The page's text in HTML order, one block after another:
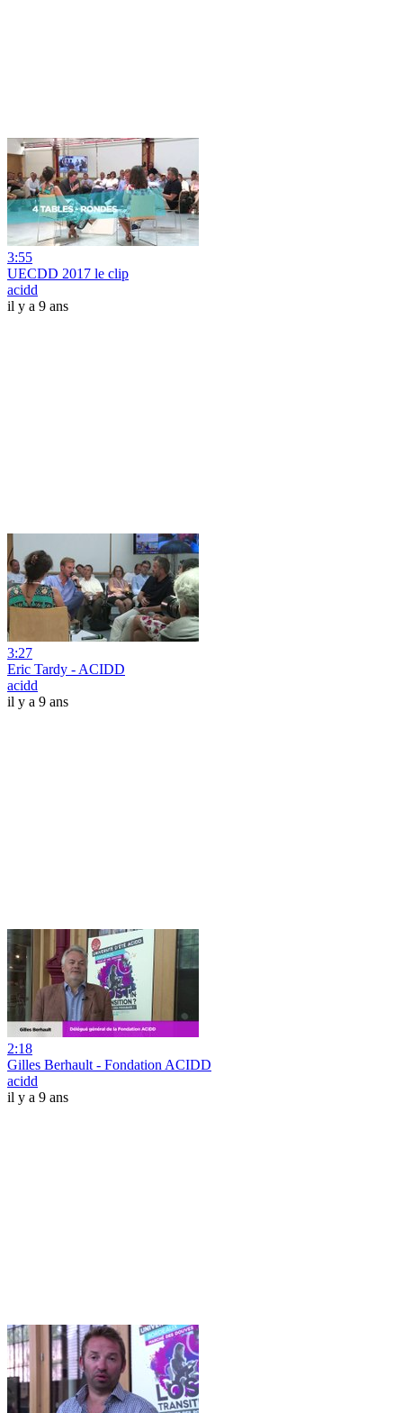
3:55
UECDD 2017 le clip
acidd
il y a 9 ans
3:27
Eric Tardy - ACIDD
acidd
il y a 9 ans
2:18
Gilles Berhault - Fondation ACIDD
acidd
il y a 9 ans